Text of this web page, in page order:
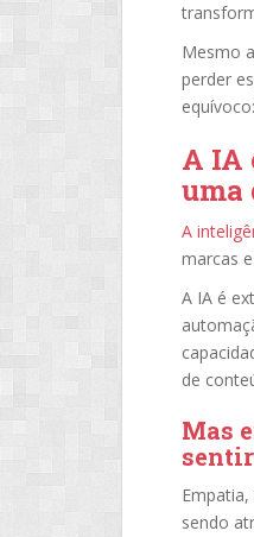
Mesmo
perder
A IA
uma
A
marcas
A IA é
de
Mas
sendo